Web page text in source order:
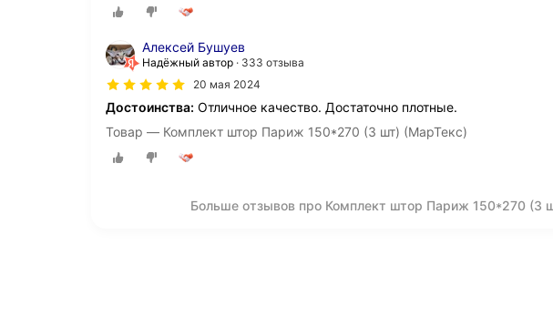
Алексей Бушуев
Надёжный автор
333 отзыва
20 мая 2024
Достоинства: Отличное качество. Достаточно плотные.
Товар — Комплект штор Париж 150*270 (3 шт) (МарТекс)
Больше отзывов про Комплект штор Париж 150*270 (3